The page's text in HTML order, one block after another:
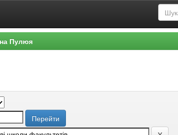
Пулюя